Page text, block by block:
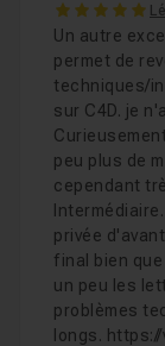
5
Un autre
permet de
techniques/
sur C4D. je
peu plus de
cependant
privée
final bien
un peu les
problèmes
longs.